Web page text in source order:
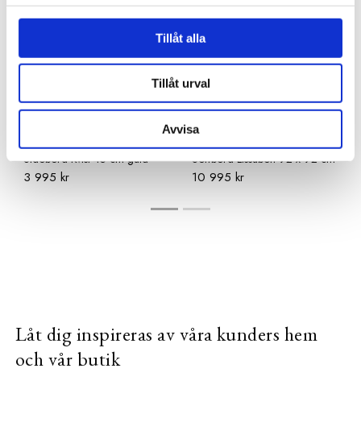
Tillåt alla
Tillåt urval
Avvisa
Sidobord Kvist 45 cm guld
3 995 kr
Soffbord Lissabon 92 x 92 cm
10 995 kr
Låt dig inspireras av våra kunders hem
och vår butik